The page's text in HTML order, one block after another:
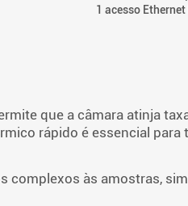
1 acesso
que a câmara atinja
rápido é essencial para
complexos às amostras,